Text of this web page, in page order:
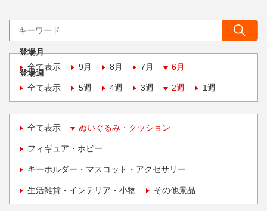
登場月
全て表示
9月 8月 7月 6月
登場週
全て表示
5週 4週 3週 2週 1週
全て表示 ぬいぐるみ・クッション
フィギュア・ホビー
キーホルダー・マスコット・アクセサリー
生活雑貨・インテリア・小物 その他景品